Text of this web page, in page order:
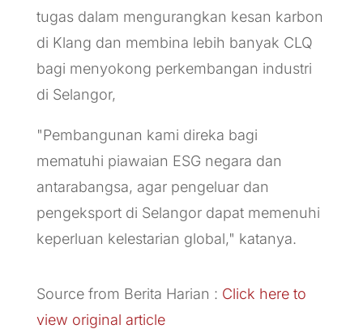
tugas dalam mengurangkan kesan karbon
di Klang dan membina lebih banyak CLQ
bagi menyokong perkembangan industri
di Selangor,
"Pembangunan kami direka bagi
mematuhi piawaian ESG negara dan
antarabangsa, agar pengeluar dan
pengeksport di Selangor dapat memenuhi
keperluan kelestarian global," katanya.
Source from Berita Harian : Click here to
view original article